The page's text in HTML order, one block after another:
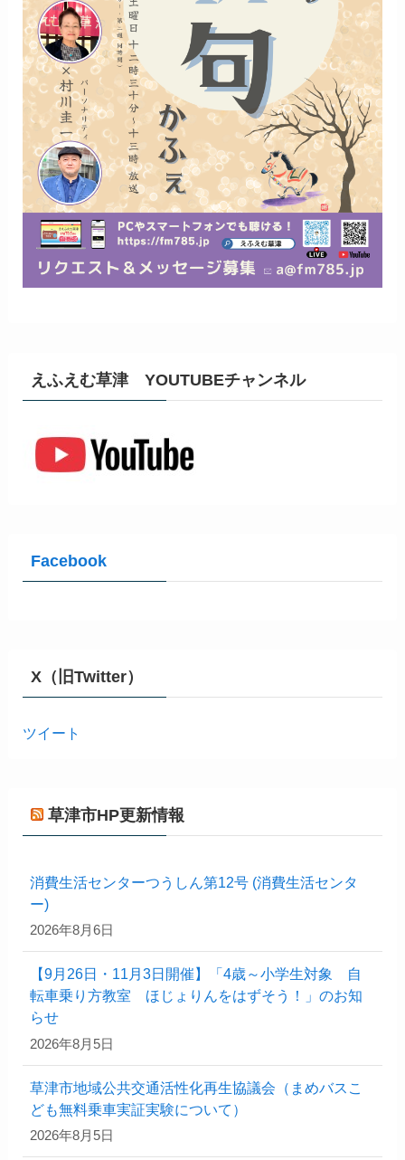
えふえむ草津 YOUTUBEチャンネル
Facebook
X（旧Twitter）
ツイート
草津市HP更新情報
消費生活センターつうしん第12号 (消費生活センタ
ー)
2026年8月6日
【9月26日・11月3日開催】「4歳～小学生対象 自
転車乗り方教室 ほじょりんをはずそう！」のお知
らせ
2026年8月5日
草津市地域公共交通活性化再生協議会（まめバスこ
ども無料乗車実証実験について）
2026年8月5日